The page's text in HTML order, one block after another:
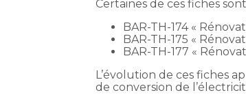
Certaines de ces fiches
BAR-TH-174 «
BAR-TH-175 «
BAR-TH-177 «
L’évolution de ces fiches
de conversion de